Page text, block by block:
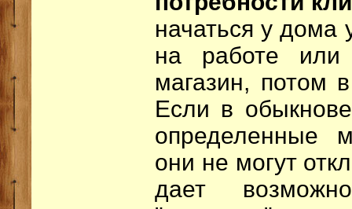
начаться у дома
на работе
магазин, потом
Если в
определенные
они не могут
дает